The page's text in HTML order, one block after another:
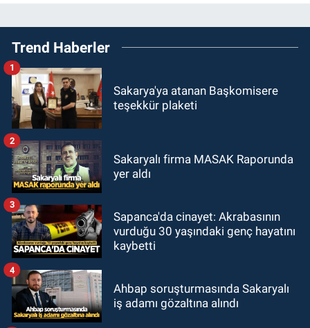
Trend Haberler
Sakarya'ya atanan Başkomisere
teşekkür plaketi
1
Sakaryalı firma MASAK Raporunda
yer aldı
2
Sapanca'da cinayet: Akrabasının
vurduğu 30 yaşındaki genç hayatını
kaybetti
3
Ahbap soruşturmasında Sakaryalı
iş adamı gözaltına alındı
4